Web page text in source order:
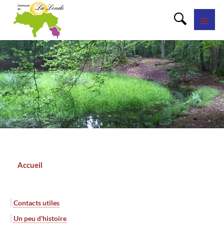
Accueil
Contacts utiles
Un peu d'histoire
Panneau de gestion des cookies